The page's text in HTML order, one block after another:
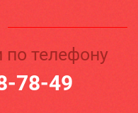
телефону
78-49